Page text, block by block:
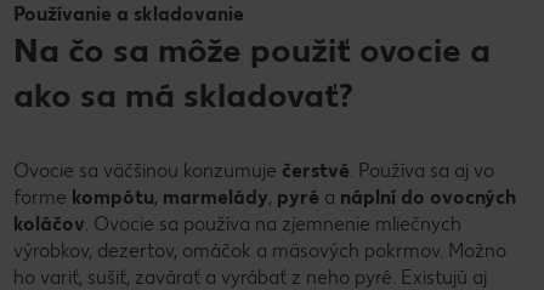
Používanie a skladovanie
Na čo sa môže použiť ovocie a
ako sa má skladovať?
Ovocie sa väčšinou konzumuje čerstvé. Používa sa aj vo
forme kompótu, marmelády, pyré a náplní do ovocných
koláčov. Ovocie sa používa na zjemnenie mliečnych
výrobkov, dezertov, omáčok a mäsových pokrmov. Možno
ho variť, sušiť, zavárať a vyrábať z neho pyré. Existujú aj